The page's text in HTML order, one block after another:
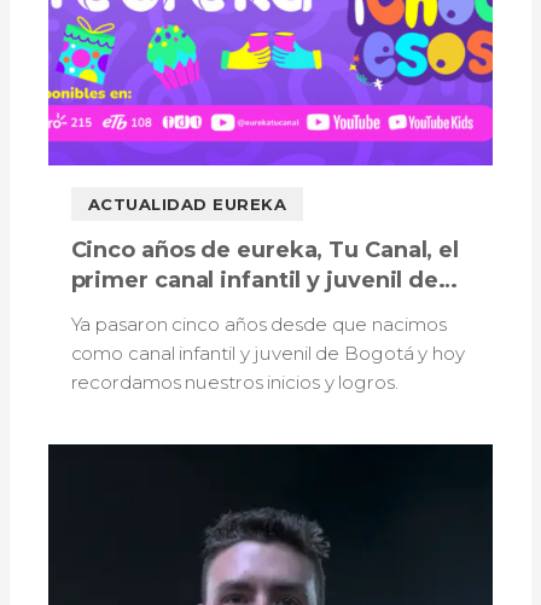
ACTUALIDAD EUREKA
Cinco años de eureka, Tu Canal, el
primer canal infantil y juvenil de
Ya pasaron cinco años desde que nacimos
como canal infantil y juvenil de Bogotá y hoy
recordamos nuestros inicios y logros.